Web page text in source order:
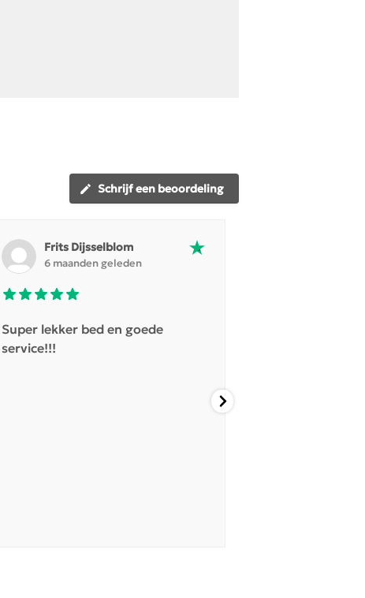
Schrijf een beoordeling
Frits Dijsselblom
6 maanden geleden
Super lekker bed en goede
service!!!